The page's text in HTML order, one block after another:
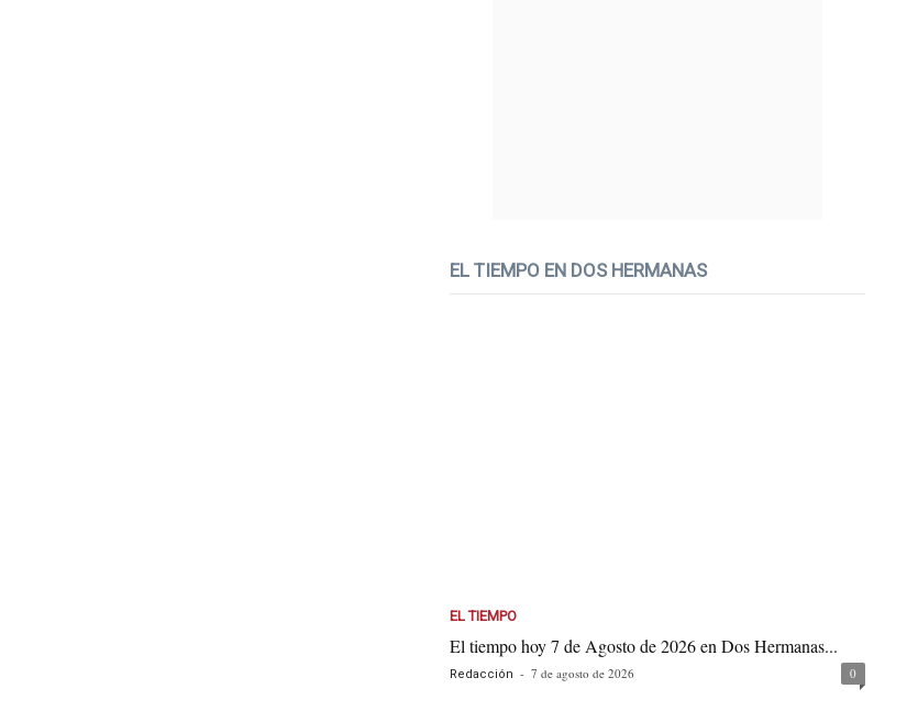
EL TIEMPO EN DOS HERMANAS
EL TIEMPO
El tiempo hoy 7 de Agosto de 2026 en Dos Hermanas...
Redacción - 7 de agosto de 2026 0